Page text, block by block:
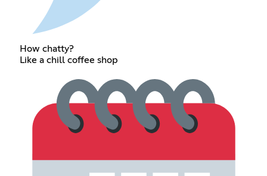
How chatty?
Like a chill coffee shop